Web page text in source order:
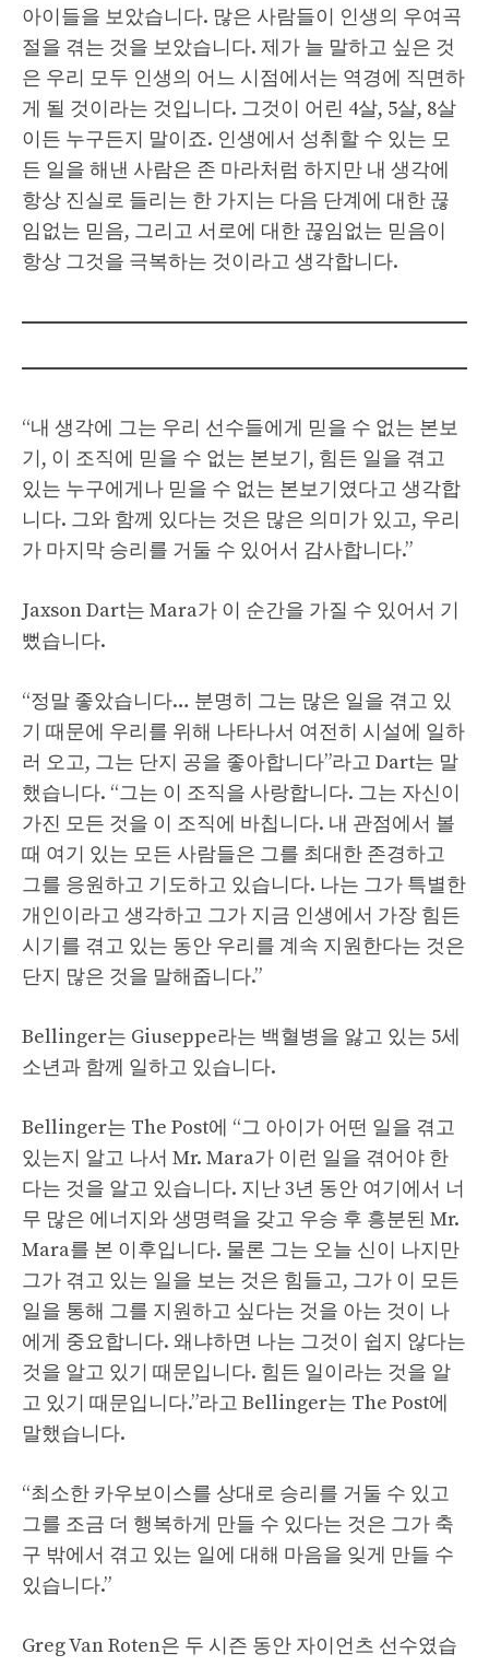
아이들을 보았습니다. 많은 사람들이 인생의 우여곡
절을 겪는 것을 보았습니다. 제가 늘 말하고 싶은 것
은 우리 모두 인생의 어느 시점에서는 역경에 직면하
게 될 것이라는 것입니다. 그것이 어린 4살, 5살, 8살
이든 누구든지 말이죠. 인생에서 성취할 수 있는 모
든 일을 해낸 사람은 존 마라처럼 하지만 내 생각에
항상 진실로 들리는 한 가지는 다음 단계에 대한 끊
임없는 믿음, 그리고 서로에 대한 끊임없는 믿음이
항상 그것을 극복하는 것이라고 생각합니다.
“내 생각에 그는 우리 선수들에게 믿을 수 없는 본보
기, 이 조직에 믿을 수 없는 본보기, 힘든 일을 겪고
있는 누구에게나 믿을 수 없는 본보기였다고 생각합
니다. 그와 함께 있다는 것은 많은 의미가 있고, 우리
가 마지막 승리를 거둘 수 있어서 감사합니다.”
Jaxson Dart는 Mara가 이 순간을 가질 수 있어서 기
뻤습니다.
“정말 좋았습니다… 분명히 그는 많은 일을 겪고 있
기 때문에 우리를 위해 나타나서 여전히 시설에 일하
러 오고, 그는 단지 공을 좋아합니다”라고 Dart는 말
했습니다. “그는 이 조직을 사랑합니다. 그는 자신이
가진 모든 것을 이 조직에 바칩니다. 내 관점에서 볼
때 여기 있는 모든 사람들은 그를 최대한 존경하고
그를 응원하고 기도하고 있습니다. 나는 그가 특별한
개인이라고 생각하고 그가 지금 인생에서 가장 힘든
시기를 겪고 있는 동안 우리를 계속 지원한다는 것은
단지 많은 것을 말해줍니다.”
Bellinger는 Giuseppe라는 백혈병을 앓고 있는 5세
소년과 함께 일하고 있습니다.
Bellinger는 The Post에 “그 아이가 어떤 일을 겪고
있는지 알고 나서 Mr. Mara가 이런 일을 겪어야 한
다는 것을 알고 있습니다. 지난 3년 동안 여기에서 너
무 많은 에너지와 생명력을 갖고 우승 후 흥분된 Mr.
Mara를 본 이후입니다. 물론 그는 오늘 신이 나지만
그가 겪고 있는 일을 보는 것은 힘들고, 그가 이 모든
일을 통해 그를 지원하고 싶다는 것을 아는 것이 나
에게 중요합니다. 왜냐하면 나는 그것이 쉽지 않다는
것을 알고 있기 때문입니다. 힘든 일이라는 것을 알
고 있기 때문입니다.”라고 Bellinger는 The Post에
말했습니다.
“최소한 카우보이스를 상대로 승리를 거둘 수 있고
그를 조금 더 행복하게 만들 수 있다는 것은 그가 축
구 밖에서 겪고 있는 일에 대해 마음을 잊게 만들 수
있습니다.”
Greg Van Roten은 두 시즌 동안 자이언츠 선수였습